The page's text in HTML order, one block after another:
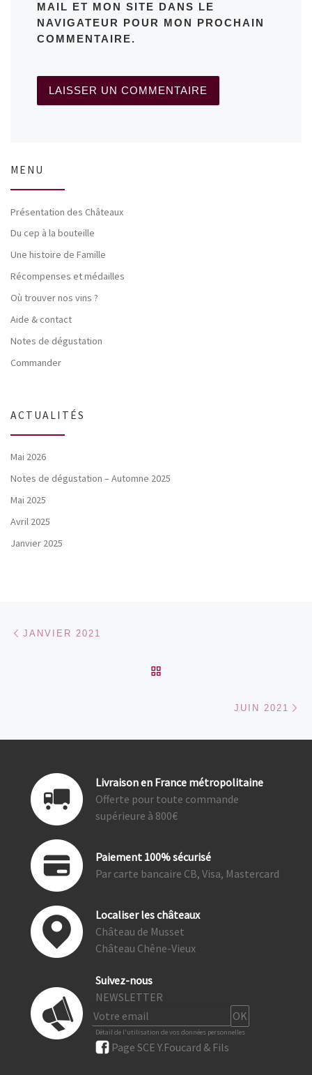
MAIL ET MON SITE DANS LE
NAVIGATEUR POUR MON PROCHAIN
COMMENTAIRE.
MENU
Présentation des Châteaux
Du cep à la bouteille
Une histoire de Famille
Récompenses et médailles
Où trouver nos vins ?
Aide & contact
Notes de dégustation
Commander
ACTUALITÉS
Mai 2026
Notes de dégustation – Automne 2025
Mai 2025
Avril 2025
Janvier 2025
Parcourir les articles
JANVIER 2021
JUIN 2021
Livraison en France métropolitaine
Offerte pour toute commande
supérieure à 800€
Paiement 100% sécurisé
Par carte bancaire CB, Visa, Mastercard
Localiser les châteaux
Château de Musset
Château Chêne-Vieux
Suivez-nous
NEWSLETTER
Détail de l'utilisation de vos données personnelles
Page SCE Y.Foucard & Fils